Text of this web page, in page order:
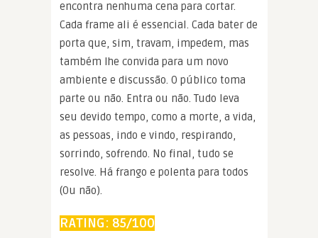
encontra nenhuma cena para cortar.
Cada frame ali é essencial. Cada bater de
porta que, sim, travam, impedem, mas
também lhe convida para um novo
ambiente e discussão. O público toma
parte ou não. Entra ou não. Tudo leva
seu devido tempo, como a morte, a vida,
as pessoas, indo e vindo, respirando,
sorrindo, sofrendo. No final, tudo se
resolve. Há frango e polenta para todos
(Ou não).
RATING: 85/100